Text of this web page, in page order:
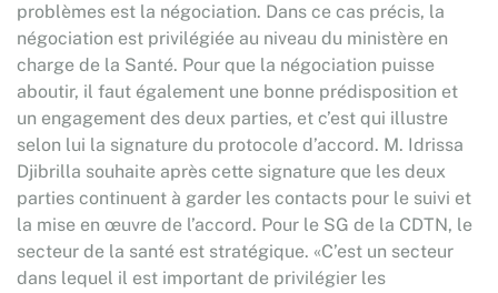
problèmes est la négociation. Dans ce cas précis, la
négociation est privilégiée au niveau du ministère en
charge de la Santé. Pour que la négociation puisse
aboutir, il faut également une bonne prédisposition et
un engagement des deux parties, et c’est qui illustre
selon lui la signature du protocole d’accord. M. Idrissa
Djibrilla souhaite après cette signature que les deux
parties continuent à garder les contacts pour le suivi et
la mise en œuvre de l’accord. Pour le SG de la CDTN, le
secteur de la santé est stratégique. «C’est un secteur
dans lequel il est important de privilégier les